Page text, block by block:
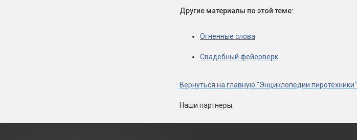
Другие материалы по этой теме:
Огненные слова
Свадебный фейерверк
Вернуться на главную "Энциклопедии пиротехники"
Наши партнеры: